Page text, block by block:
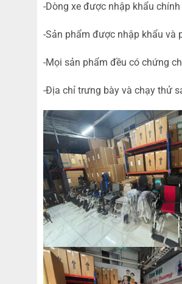
-Dòng xe được nhập khẩu
-Sản phẩm được nhập khẩu và
-Mọi sản phẩm đều có chứng
-Địa chỉ trưng bày và chạy thử